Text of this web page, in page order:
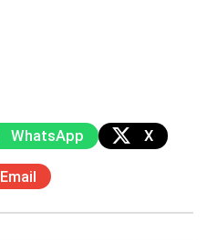
WhatsApp X
Email